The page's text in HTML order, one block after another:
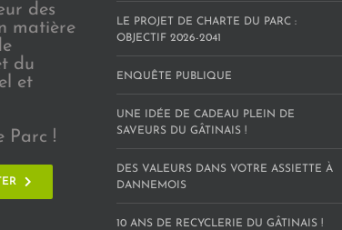
des
matière
du
et
Parc !
LE PROJET DE CHARTE DU PARC :
OBJECTIF 2026-2041
ENQUÊTE PUBLIQUE
UNE IDÉE DE CADEAU PLEIN DE
SAVEURS DU GÂTINAIS !
DES VALEURS DANS VOTRE ASSIETTE À
DANNEMOIS
10 ANS DE RECYCLERIE DU GÂTINAIS !